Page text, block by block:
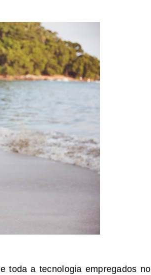
e toda a tecnologia empregados no